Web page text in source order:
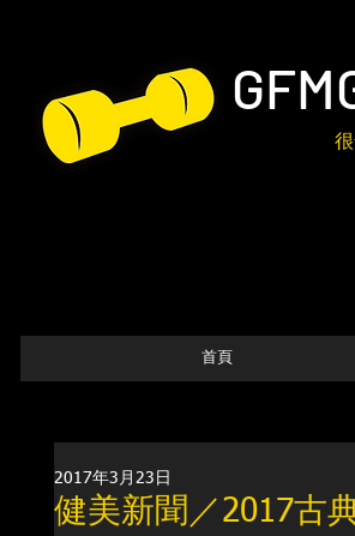
首頁
健美新聞／2017古
2017年3月23日